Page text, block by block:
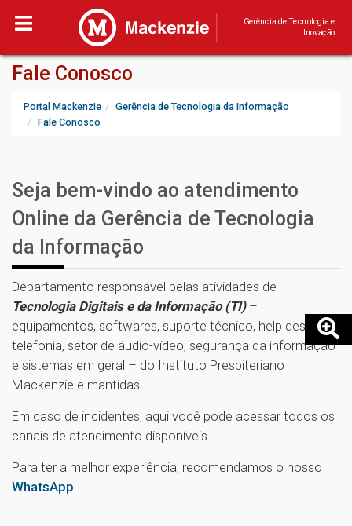
Gerência de Tecnologia e
Inovação
Fale Conosco
Portal Mackenzie
Gerência de Tecnologia da Informação
Fale Conosco
Seja bem-vindo ao atendimento
Online da Gerência de Tecnologia
da Informação
Departamento responsável pelas atividades de
Tecnologia Digitais e da Informação (TI)–
equipamentos, softwares, suporte técnico, help desk,
telefonia, setor de áudio-vídeo, segurança da informação
e sistemas em geral – do Instituto Presbiteriano
Mackenzie e mantidas.
Em caso de incidentes, aqui você pode acessar todos os
canais de atendimento disponíveis.
Para ter a melhor experiência, recomendamos o nosso
WhatsApp